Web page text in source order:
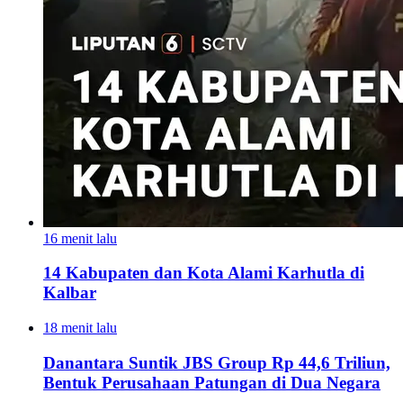
16 menit lalu
14 Kabupaten dan Kota Alami Karhutla di
Kalbar
18 menit lalu
Danantara Suntik JBS Group Rp 44,6 Triliun,
Bentuk Perusahaan Patungan di Dua Negara